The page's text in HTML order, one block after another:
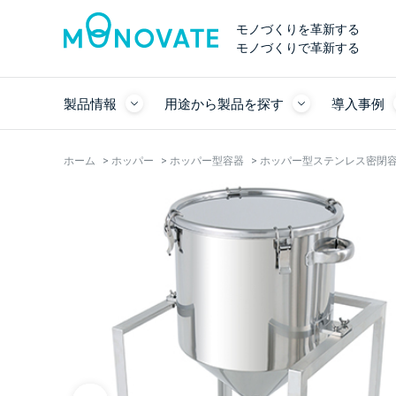
モノづくりを革新する
モノづくりで革新する
製品情報 用途から製品を探す 導入事例
ホーム > ホッパー > ホッパー型容器 > ホッパー型ステンレス密閉